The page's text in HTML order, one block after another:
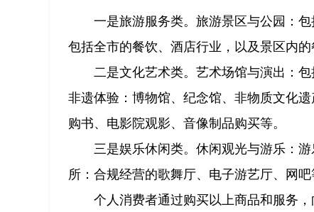
一是旅游服务类。旅游景区与公园：
包括全市的餐饮、酒店行业，以及景区内的
二是文化艺术类。艺术场馆与演出：
非遗体验：博物馆、纪念馆、非物质文化
购书、电影院观影、音像制品购买等。
三是娱乐休闲类。休闲观光与游乐：
所：合规经营的歌舞厅、电子游艺厅、网吧
个人消费者通过购买以上商品和服务